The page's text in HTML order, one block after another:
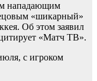
нападающим
«шикарный»
Об этом заявил
«Матч ТВ».
с игроком